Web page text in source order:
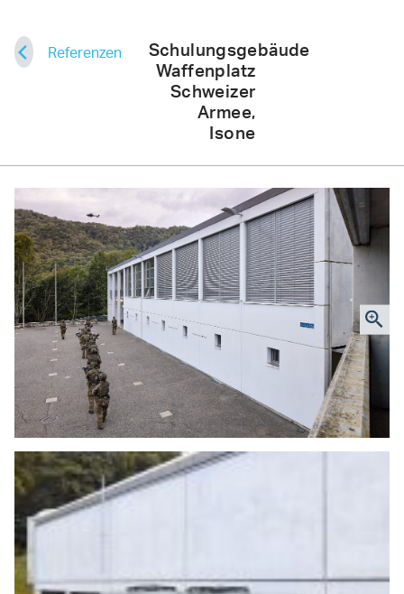
Referenzen
Meier
Tobler
Schulungsgebäude
Waffenplatz
Schweizer
Armee,
Isone
Einkaufszentrum Steinbock, Chur
Ausbildungszentrum, Freiburg